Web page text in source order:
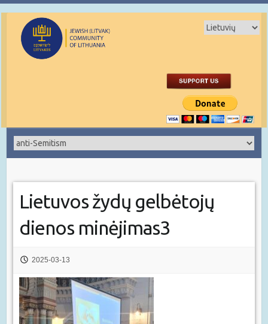
Lietuvos žydų gelbėtojų
dienos minėjimas3
2025-03-13